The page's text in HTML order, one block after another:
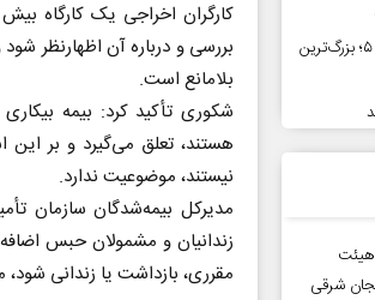
بررسی و درباره آن اظهارنظر
بلامانع است.
شکوری تأکید کرد: بیمه
هستند، تعلق می‌گیرد و بر این
نیستند، موضوعیت ندارد.
مدیرکل بیمه‌شدگان سازمان
زندانیان و مشمولان حبس
مقرری، بازداشت یا زندانی
فروش خیره‌کننده داستان اسباب‌بازی ۵؛ بزرگ‌ترین
هیئت
شرقی
- مدیر کل روابط عمومی
دکتر محمد باقر